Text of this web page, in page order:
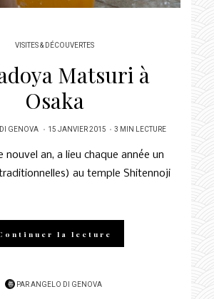
VISITES & DÉCOUVERTES
Matsuri à
Osaka
GENOVA
POSTED
15 JANVIER 2015 3 MIN LECTURE
nouvel an, a lieu chaque année un
au temple Shitennoji
la lecture
PARANGELO DI GENOVA